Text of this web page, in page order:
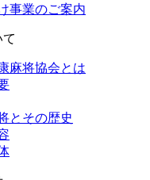
事業のご案内
麻将協会とは
とその歴史